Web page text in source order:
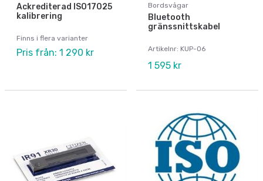
Ackrediterad ISO17025
kalibrering
Finns i flera varianter
Pris från: 1 290 kr
Bordsvågar
Bluetooth
gränssnittskabel
Artikelnr: KUP-06
1 595 kr